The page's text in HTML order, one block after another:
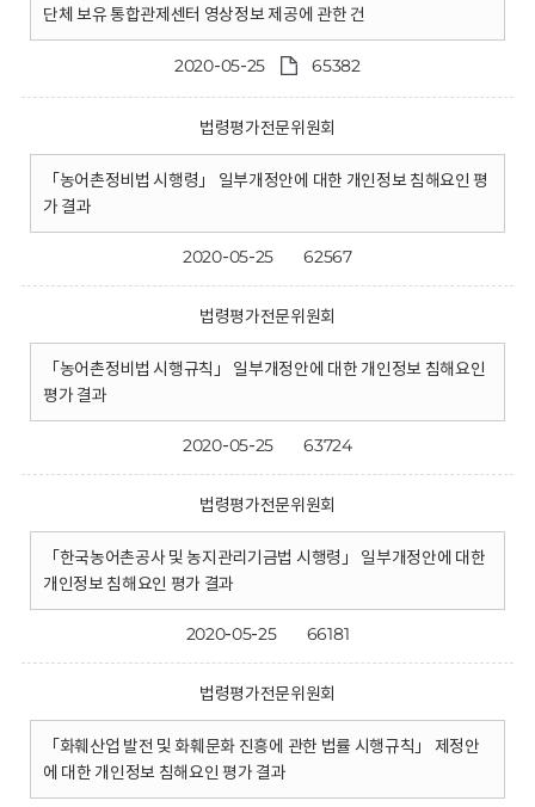
단체 보유 통합관제센터 영상정보 제공에 관한 건
2020-05-25 65382
법령평가전문위원회
「농어촌정비법 시행령」 일부개정안에 대한 개인정보 침해요인 평
가 결과
2020-05-25 62567
법령평가전문위원회
「농어촌정비법 시행규칙」 일부개정안에 대한 개인정보 침해요인
평가 결과
2020-05-25 63724
법령평가전문위원회
「한국농어촌공사 및 농지관리기금법 시행령」 일부개정안에 대한
개인정보 침해요인 평가 결과
2020-05-25 66181
법령평가전문위원회
「화훼산업 발전 및 화훼문화 진흥에 관한 법률 시행규칙」 제정안
에 대한 개인정보 침해요인 평가 결과